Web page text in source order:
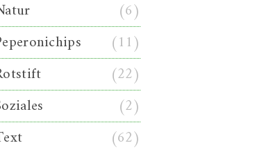
(6)
(11)
(22)
(2)
(62)